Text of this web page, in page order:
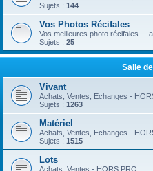
Sujets : 144
Vos Photos Récifales
Vos meilleures photo récifales ...
Sujets : 25
Salle
Vivant
Achats, Ventes, Echanges -
Sujets : 1263
Matériel
Achats, Ventes, Echanges -
Sujets : 1515
Lots
Achats, Ventes - HORS PRO